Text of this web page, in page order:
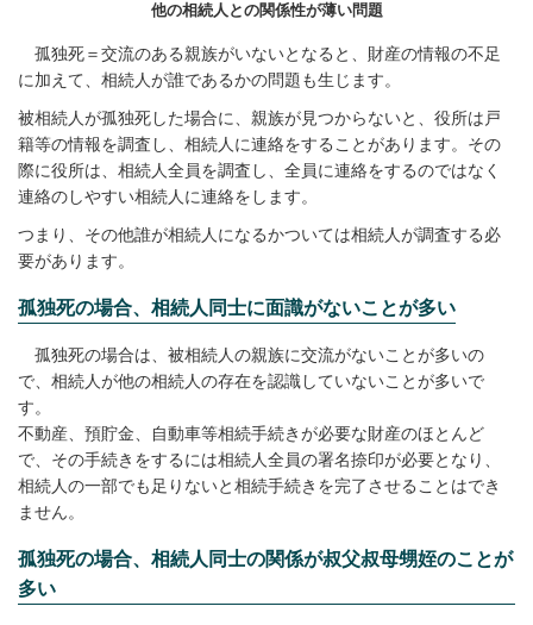
他の相続人との関係性が薄い問題
孤独死＝交流のある親族がいないとなると、財産の情報の不足
に加えて、相続人が誰であるかの問題も生じます。
被相続人が孤独死した場合に、親族が見つからないと、役所は戸
籍等の情報を調査し、相続人に連絡をすることがあります。その
際に役所は、相続人全員を調査し、全員に連絡をするのではなく
連絡のしやすい相続人に連絡をします。
つまり、その他誰が相続人になるかついては相続人が調査する必
要があります。
孤独死の場合、相続人同士に面識がないことが多い
孤独死の場合は、被相続人の親族に交流がないことが多いの
で、相続人が他の相続人の存在を認識していないことが多いで
す。
不動産、預貯金、自動車等相続手続きが必要な財産のほとんど
で、その手続きをするには相続人全員の署名捺印が必要となり、
相続人の一部でも足りないと相続手続きを完了させることはでき
ません。
孤独死の場合、相続人同士の関係が叔父叔母甥姪のことが
多い